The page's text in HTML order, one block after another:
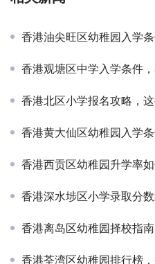
香港油尖旺区幼稚园入学
香港观塘区中学入学条件，看完
香港北区小学报名攻略，
香港黄大仙区幼稚园入学条件
香港西贡区幼稚园升学率如何
香港深水埗区小学录取分
香港离岛区幼稚园择校指南，
香港荃湾区幼稚园排行榜